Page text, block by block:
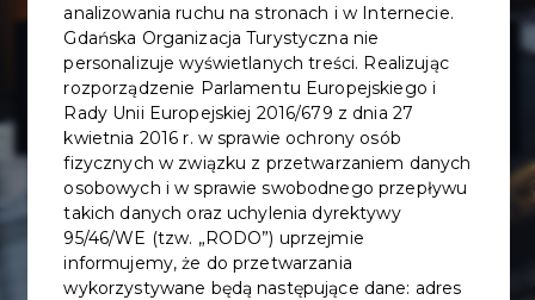
Restauracja
Stara Kuchnia
analizowania ruchu na stronach i w Internecie.
Gdańska Organizacja Turystyczna nie
personalizuje wyświetlanych treści. Realizując
rozporządzenie Parlamentu Europejskiego i
Rady Unii Europejskiej 2016/679 z dnia 27
kwietnia 2016 r. w sprawie ochrony osób
fizycznych w związku z przetwarzaniem danych
osobowych i w sprawie swobodnego przepływu
takich danych oraz uchylenia dyrektywy
95/46/WE (tzw. „RODO”) uprzejmie
informujemy, że do przetwarzania
wykorzystywane będą następujące dane: adres